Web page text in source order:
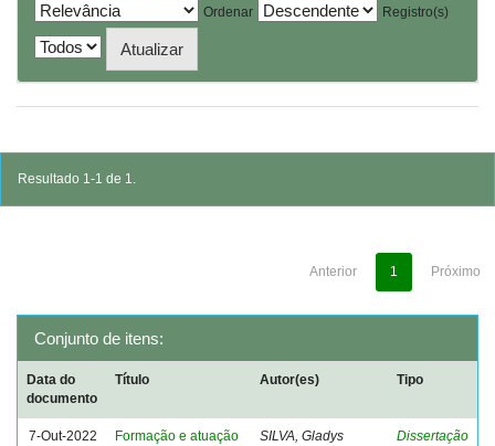
Ordenar
Registro(s)
Resultado 1-1 de 1.
Anterior 1 Próximo
Conjunto de itens:
Data do
documento
Título Autor(es) Tipo
7-Out-2022
Formação e atuação
SILVA, Gladys
Dissertação